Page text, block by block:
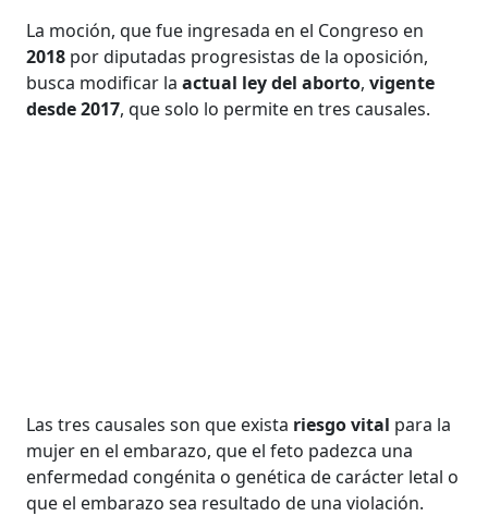
La moción, que fue ingresada en el Congreso en
2018 por diputadas progresistas de la oposición,
busca modificar laactual ley del aborto,vigente
desde 2017, que solo lo permite en tres causales.
Las tres causales son que exista riesgo vital para la
mujer en el embarazo, que el feto padezca una
enfermedad congénita o genética de carácter letal o
que el embarazo sea resultado de una violación.